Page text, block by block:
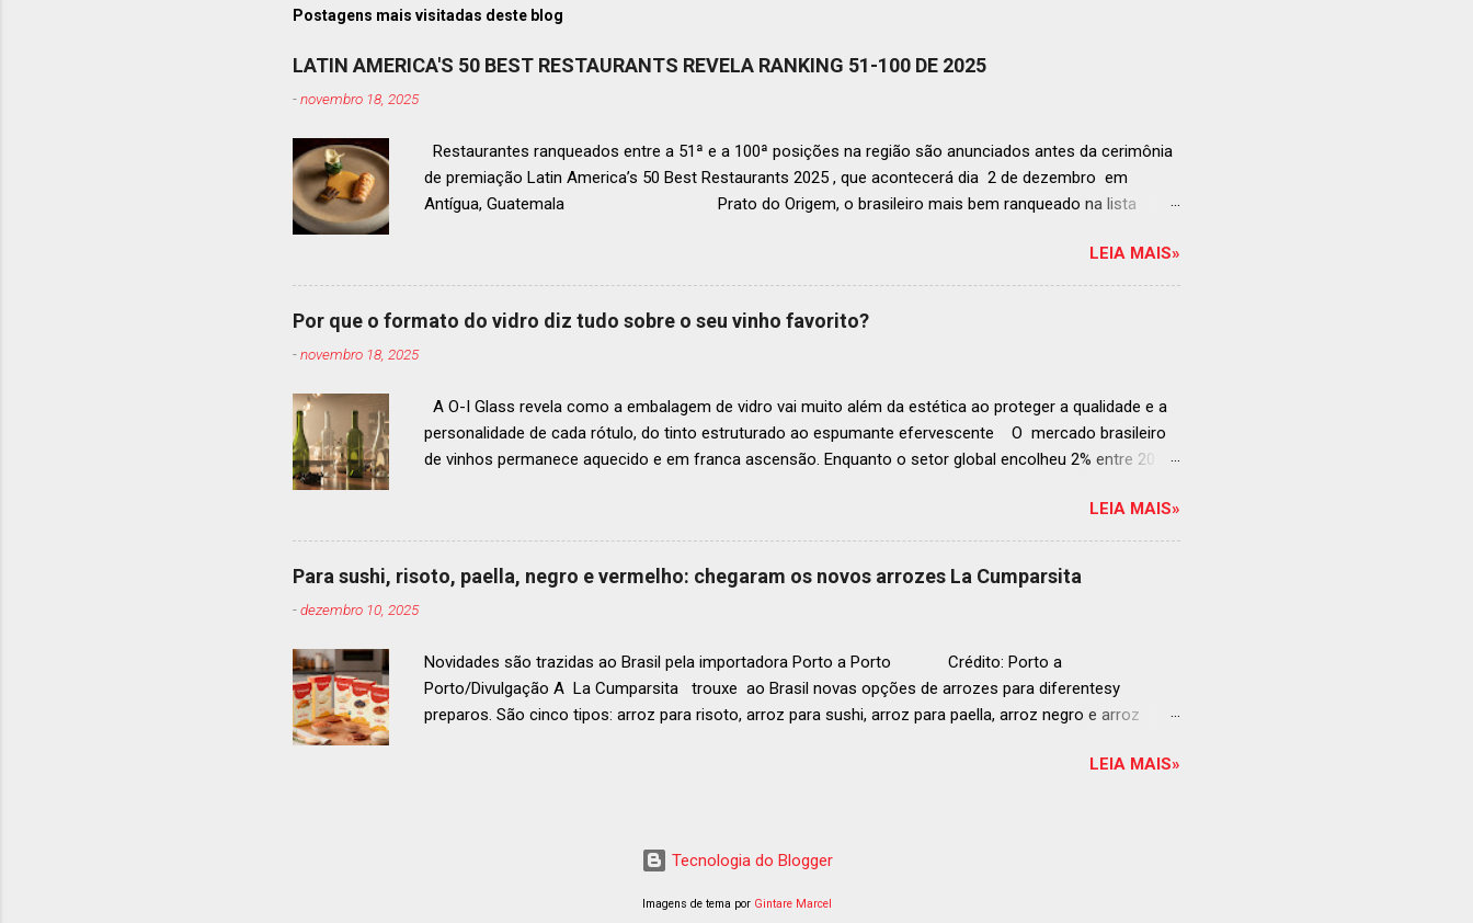
Postagens mais visitadas deste blog
LATIN AMERICA'S 50 BEST RESTAURANTS REVELA RANKING 51-100 DE 2025
-novembro 18, 2025
Restaurantes ranqueados entre a 51ª e a 100ª posições na região são anunciados antes da cerimônia
de premiação Latin America’s 50 Best Restaurants 2025 , que acontecerá dia 2 de dezembro em
Antígua, Guatemala Prato do Origem, o brasileiro mais bem ranqueado na lista
ranqueados nas posições No.51 a No.100,em celebração ao panorama vibrante e diversificado da
gastronomia de toda a região. A lista expandida demonstra o empenho da organização em reconhecer
um espectro mais amplo de talentos gastronômicos e prepara o palco para a grande revelação da
LEIA MAIS»
Por que o formato do vidro diz tudo sobre o seu vinho favorito?
-novembro 18, 2025
A O-I Glass revela como a embalagem de vidro vai muito além da estética ao proteger a qualidade e a
personalidade de cada rótulo, do tinto estruturado ao espumante efervescente O mercado brasileiro
de vinhos permanece aquecido e em franca ascensão. Enquanto o setor global encolheu 2% entre 2019
até 2029, de acordo com a consultoria Euromonitor. É neste cenário de taças cheias e expansão
contínua que a O-I Glass, líder mundial na fabricação de embalagens de vidro, se posiciona como
parceira essencial da indústria e consumidores e desvenda o segredo por trás da embalagem perfeita
para cada tipo de vinho. Se você pensava que garrafa de vinho era tudo igual, prepare-se para
LEIA MAIS»
Para sushi, risoto, paella, negro e vermelho: chegaram os novos arrozes La Cumparsita
-dezembro 10, 2025
Novidades são trazidas ao Brasil pela importadora Porto a Porto Crédito: Porto a
Porto/Divulgação A La Cumparsita trouxe ao Brasil novas opções de arrozes para diferentesy
preparos. São cinco tipos: arroz para risoto, arroz para sushi, arroz para paella, arroz negro e arroz
. Os arrozes são produzidos na Itália e distribuídos pela Porto a Porto. Em práticas embalagens de 500
Cumparsita C ombina as características necessárias para o arroz de sushi com a alta qualidade do
arroz italiano. Para fazer um bom sushi é preciso arroz branco, doce e de grão curto. O segredo está na
LEIA MAIS»
Tecnologia do Blogger
Imagens de tema por Gintare Marcel